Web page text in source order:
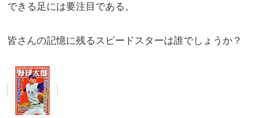
できる足には要注目である。
皆さんの記憶に残るスピードスターは誰でしょうか？